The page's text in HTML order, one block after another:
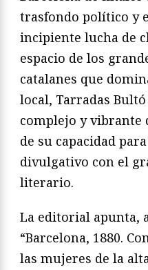
trasfondo político y
incipiente lucha de
espacio de los
catalanes que
local, Tarradas
complejo y vibrante
de su capacidad
divulgativo con el
literario.
La editorial apunta,
“Barcelona, 1880.
las mujeres de la